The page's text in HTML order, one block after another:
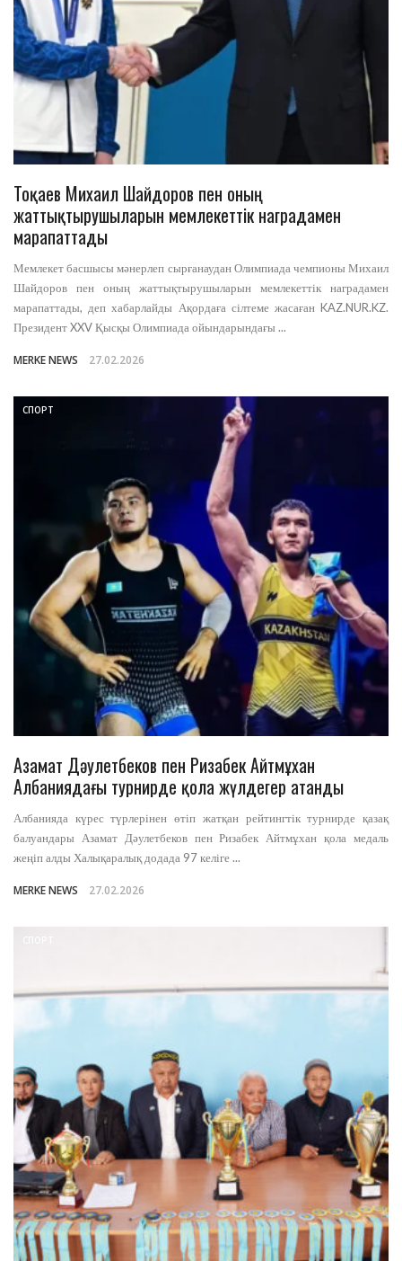
Тоқаев Михаил Шайдоров пен оның
жаттықтырушыларын мемлекеттік наградамен
марапаттады
Мемлекет басшысы мәнерлеп сырғанаудан Олимпиада чемпионы Михаил
Шайдоров пен оның жаттықтырушыларын мемлекеттік наградамен
марапаттады, деп хабарлайды Ақордаға сілтеме жасаған KAZ.NUR.KZ.
Президент XXV Қысқы Олимпиада ойындарындағы ...
MERKE NEWS 27.02.2026
СПОРТ
Азамат Дәулетбеков пен Ризабек Айтмұхан
Албаниядағы турнирде қола жүлдегер атанды
Албанияда күрес түрлерінен өтіп жатқан рейтингтік турнирде қазақ
балуандары Азамат Дәулетбеков пен Ризабек Айтмұхан қола медаль
жеңіп алды Халықаралық додада 97 келіге ...
MERKE NEWS 27.02.2026